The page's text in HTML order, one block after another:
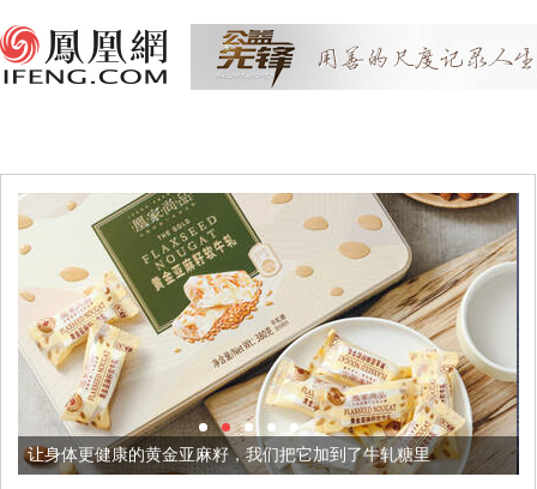
亚麻籽，我们把它加到了牛轧糖里 被列入佛家七宝的它到